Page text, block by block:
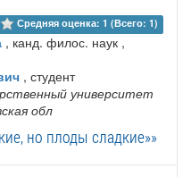
Средняя оценка: 1 (Всего: 1)
, канд. филос. наук ,
, студент
университет
обл
но плоды сладкие»»